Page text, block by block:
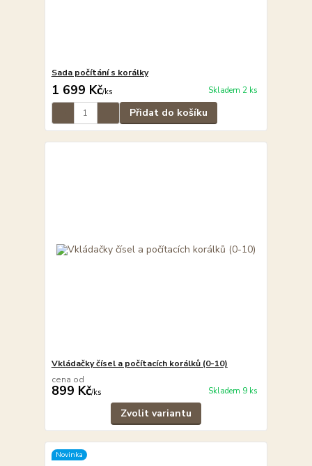
Sada počítání s korálky
1 699 Kč/ks Skladem 2 ks
Přidat do košíku
Vkládačky čísel a počítacích korálků (0-10)
cena od
899 Kč/ks Skladem 9 ks
Zvolit variantu
Novinka